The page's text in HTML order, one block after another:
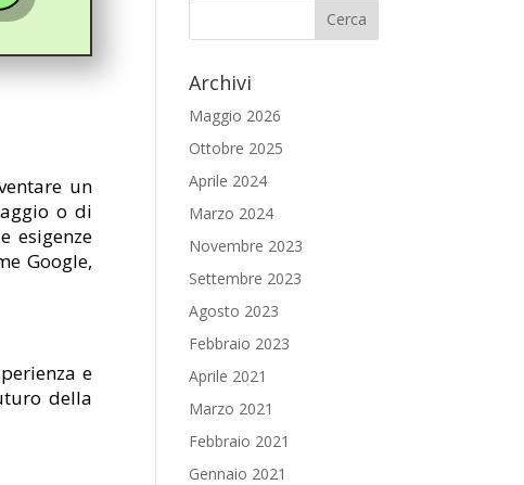
un
o di
esigenze
Google,
e
della
Archivi
Maggio 2026
Ottobre 2025
Aprile 2024
Marzo 2024
Novembre 2023
Settembre 2023
Agosto 2023
Febbraio 2023
Aprile 2021
Marzo 2021
Febbraio 2021
Gennaio 2021